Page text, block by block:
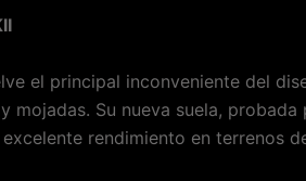
el principal inconveniente del
mojadas. Su nueva suela, probada
rendimiento en terrenos